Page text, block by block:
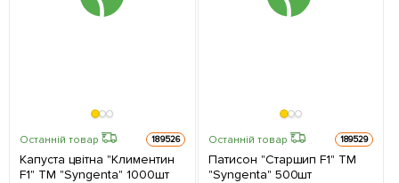
Останній товар 189526
Капуста цвітна "Климентин
F1" ТМ "Syngenta" 1000шт
Останній товар 189529
Патисон "Старшип F1" ТМ
"Syngenta" 500шт